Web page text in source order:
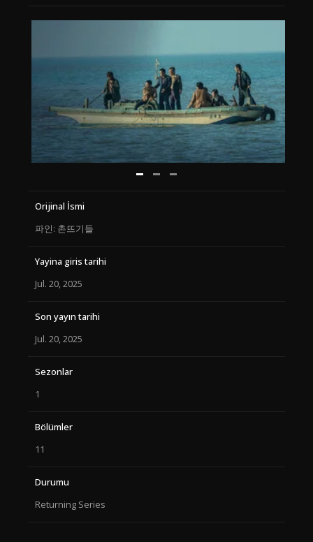
Orijinal İsmi
파인: 촌뜨기들
Yayina giris tarihi
Jul. 20, 2025
Son yayın tarihi
Jul. 20, 2025
Sezonlar
1
Bölümler
11
Durumu
Returning Series